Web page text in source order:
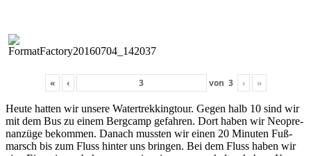
« ‹ von 3 › »
Heute hat­ten wir unsere Watertrekking­tour. Gegen halb 10 sind wir
mit dem Bus zu einem Bergcamp gefahren. Dort haben wir Neo­pre­
nanzüge bekom­men. Danach mussten wir einen 20 Minuten Fuß­
marsch bis zum Fluss hin­ter uns brin­gen. Bei dem Fluss haben wir